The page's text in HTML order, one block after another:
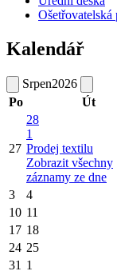
Ošetřovatelská
Kalendář
Srpen2026
Po
Út
27
28
1
Prodej textilu
Zobrazit všechny
záznamy ze dne
3 4
10 11
17 18
24 25
31 1